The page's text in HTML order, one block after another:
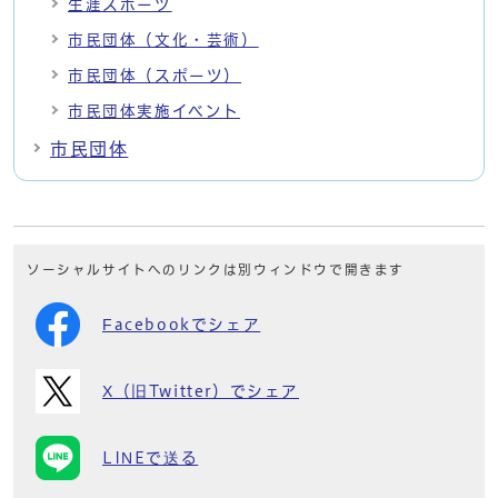
生涯スポーツ
市民団体（文化・芸術）
市民団体（スポーツ）
市民団体実施イベント
市民団体
ソーシャルサイトへのリンクは別ウィンドウで開きます
Facebookでシェア
X（旧Twitter）でシェア
LINEで送る